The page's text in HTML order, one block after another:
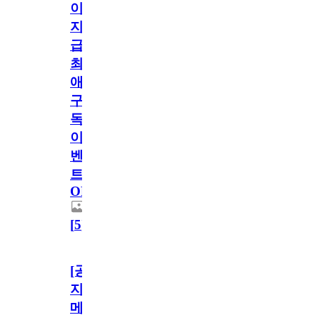
이
지
급!
최
애
구
독
이
벤
트
OPEN!
[5]
[공
지]
메